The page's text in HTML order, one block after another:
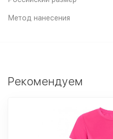
Метод нанесения
Рекомендуем